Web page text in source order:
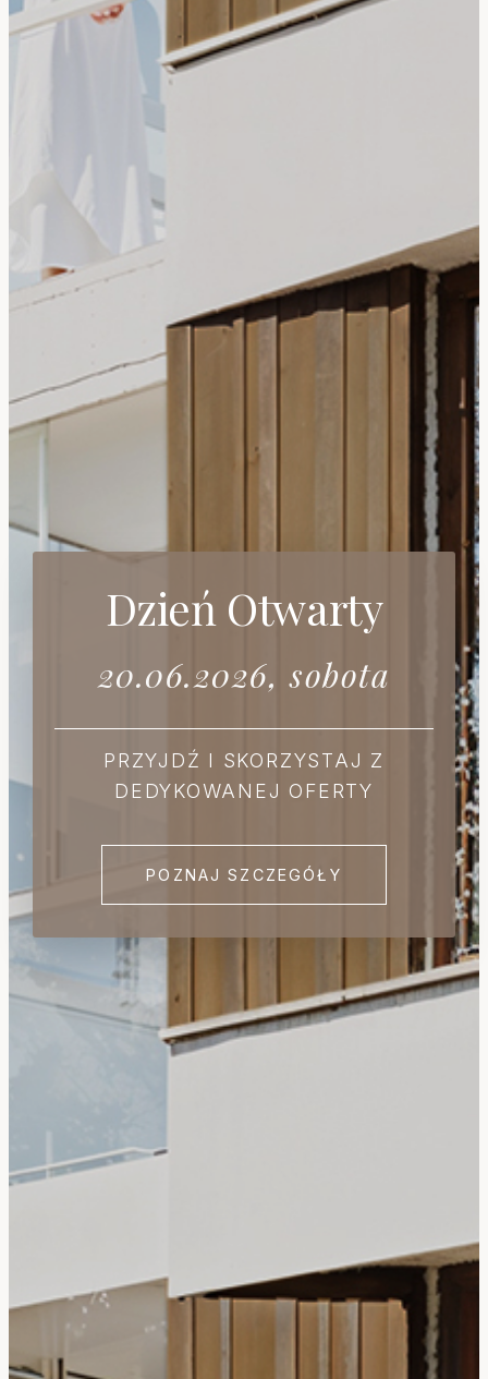
Dzień Otwarty
20.06.2026, sobota
PRZYJDŹ I SKORZYSTAJ Z
DEDYKOWANEJ OFERTY
POZNAJ SZCZEGÓŁY